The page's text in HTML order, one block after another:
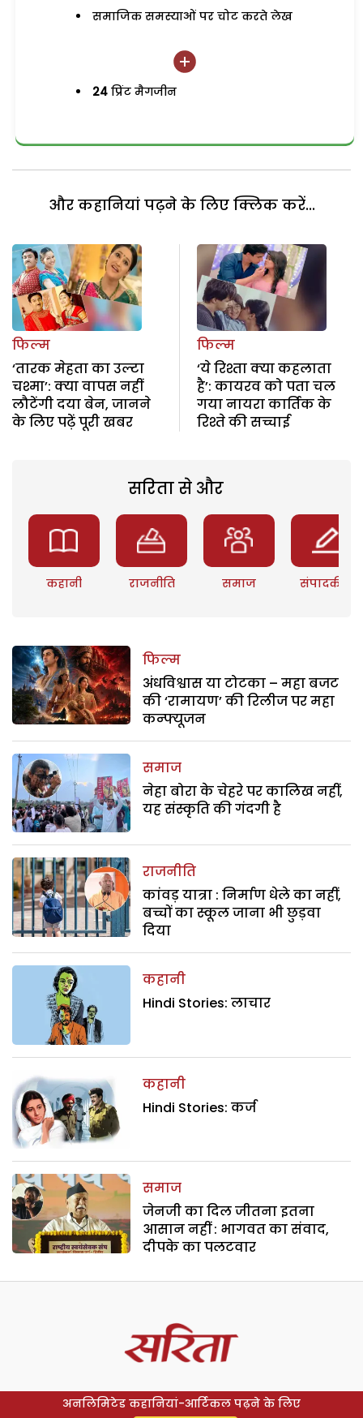
समाजिक समस्याओं पर चोट करते लेख
24 प्रिंट मैगजीन
और कहानियां पढ़ने के लिए क्लिक करें...
फिल्म
‘तारक मेहता का उल्टा
चश्मा’: क्या वापस नहीं
लौटेंगी दया बेन, जानने
के लिए पढ़ें पूरी खबर
फिल्म
‘ये रिश्ता क्या कहलाता
है’: कायरव को पता चल
गया नायरा कार्तिक के
रिश्ते की सच्चाई
सरिता से और
कहानी राजनीति समाज संपादकीय
फिल्म
अंधविश्वास या टोटका – महा बजट
की ‘रामायण’ की रिलीज पर महा
कन्फ्यूजन
समाज
नेहा बोरा के चेहरे पर कालिख नहीं,
यह संस्कृति की गंदगी है
राजनीति
कांवड़ यात्रा : निर्माण धेले का नहीं,
बच्चों का स्कूल जाना भी छुड़वा
दिया
कहानी
Hindi Stories: लाचार
कहानी
Hindi Stories: कर्ज
समाज
जेनजी का दिल जीतना इतना
आसान नहीं : भागवत का संवाद,
दीपके का पलटवार
अनलिमिटेड कहानियां-आर्टिकल पढ़ने के लिए